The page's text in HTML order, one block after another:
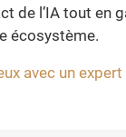
de l’IA tout en
écosystème.
avec un expert